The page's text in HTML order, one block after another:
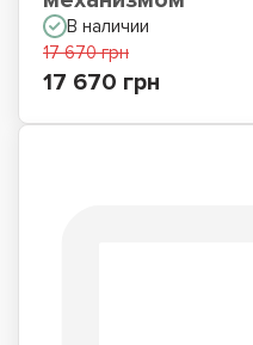
В наличии
17 670 грн
17 670 грн